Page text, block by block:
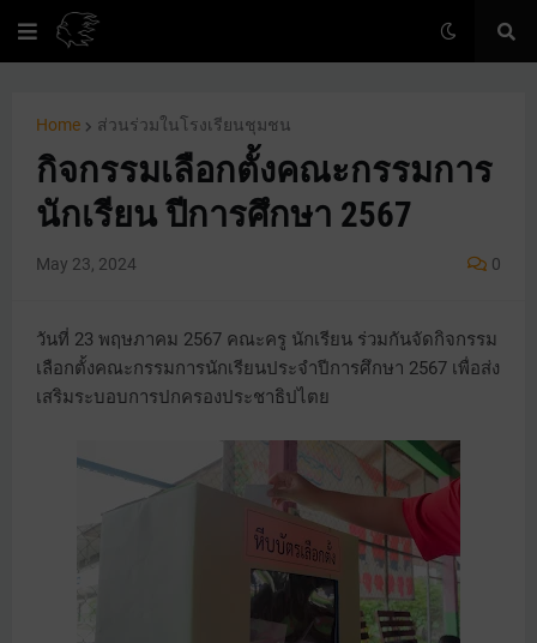
Home ส่วนร่วมในโรงเรียนชุมชน
กิจกรรมเลือกตั้งคณะกรรมการ
นักเรียน ปีการศึกษา 2567
May 23, 2024 0
วันที่ 23 พฤษภาคม 2567 คณะครู นักเรียน ร่วมกันจัดกิจกรรม
เลือกตั้งคณะกรรมการนักเรียนประจำปีการศึกษา 2567 เพื่อส่ง
เสริมระบอบการปกครองประชาธิปไตย